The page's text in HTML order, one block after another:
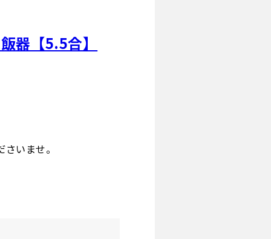
器【5.5合】
いませ。